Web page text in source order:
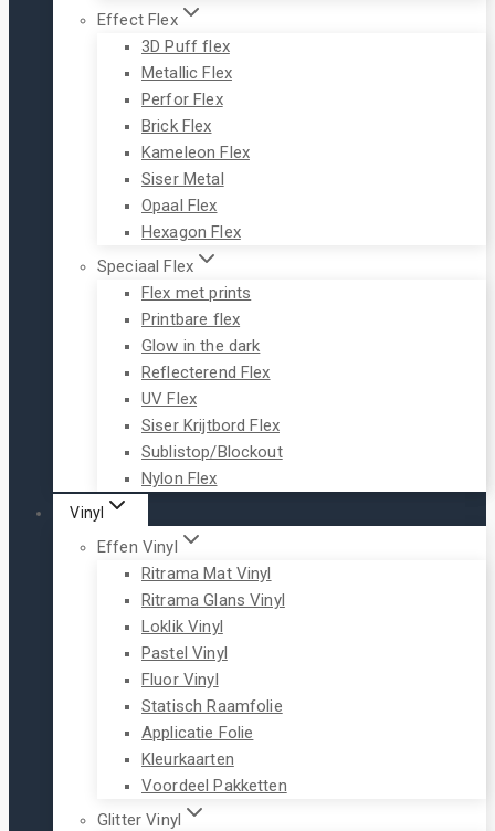
Effect Flex
3D Puff flex
Metallic Flex
Perfor Flex
Brick Flex
Kameleon Flex
Siser Metal
Opaal Flex
Hexagon Flex
Speciaal Flex
Flex met prints
Printbare flex
Glow in the dark
Reflecterend Flex
UV Flex
Siser Krijtbord Flex
Sublistop/Blockout
Nylon Flex
Vinyl
Effen Vinyl
Ritrama Mat Vinyl
Ritrama Glans Vinyl
Loklik Vinyl
Pastel Vinyl
Fluor Vinyl
Statisch Raamfolie
Applicatie Folie
Kleurkaarten
Voordeel Pakketten
Glitter Vinyl